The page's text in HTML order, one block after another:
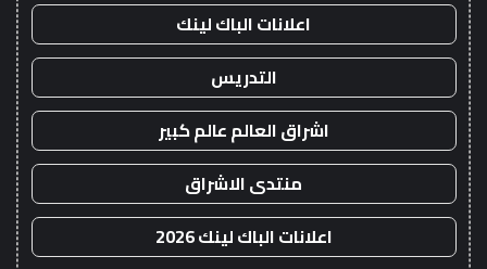
اعلانات الباك لينك
التدريس
اشراق العالم عالم كبير
منتدى الاشراق
اعلانات الباك لينك 2026